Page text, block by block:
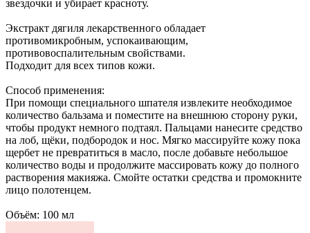
звездочки и убирает красноту.
Экстракт дягиля лекарственного обладает
противомикробным, успокаивающим,
противовоспалительным свойствами.
Подходит для всех типов кожи.
Способ применения:
При помощи специального шпателя извлеките необходимое
количество бальзама и поместите на внешнюю сторону руки,
чтобы продукт немного подтаял. Пальцами нанесите средство
на лоб, щёки, подбородок и нос. Мягко массируйте кожу пока
щербет не превратиться в масло, после добавьте небольшое
количество воды и продолжите массировать кожу до полного
растворения макияжа. Смойте остатки средства и промокните
лицо полотенцем.
Объём: 100 мл